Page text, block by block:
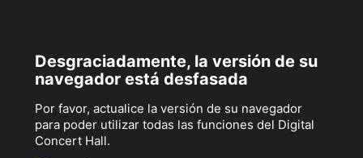
Desgraciadamente, la versión de su
navegador está desfasada
Por favor, actualice la versión de su navegador
para poder utilizar todas las funciones del Digital
Concert Hall.